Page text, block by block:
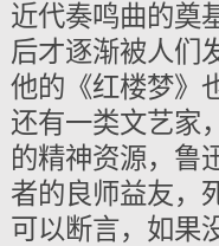
近代奏鸣曲的奠
后才逐渐被人们
他的《红楼梦》
还有一类文艺家
的精神资源，鲁
者的良师益友，
可以断言，如果